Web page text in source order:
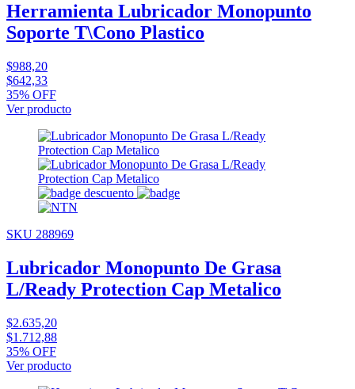
Herramienta Lubricador Monopunto
Soporte T\Cono Plastico
$988,20
$642,33
35% OFF
Ver producto
SKU 288969
Lubricador Monopunto De Grasa
L/Ready Protection Cap Metalico
$2.635,20
$1.712,88
35% OFF
Ver producto